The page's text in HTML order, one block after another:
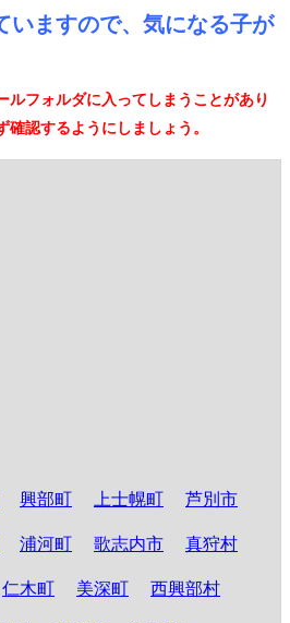
いますので、気になる子が
フォルダに入ってしまうことがあり
認するようにしましょう。
興部町 上士幌町 芦別市
浦河町 歌志内市 真狩村
仁木町 美深町 西興部村